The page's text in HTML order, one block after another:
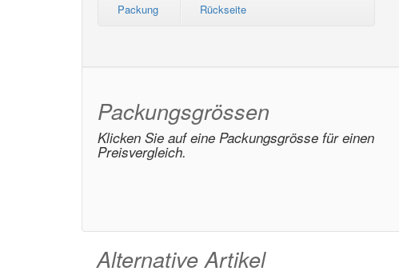
Packung Rückseite
Packungsgrössen
Klicken Sie auf eine Packungsgrösse für einen
Preisvergleich.
Alternative Artikel